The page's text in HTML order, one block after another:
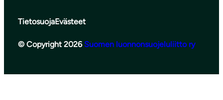
TietosuojaEvästeet
© Copyright 2026 Suomen luonnonsuojeluliitto ry